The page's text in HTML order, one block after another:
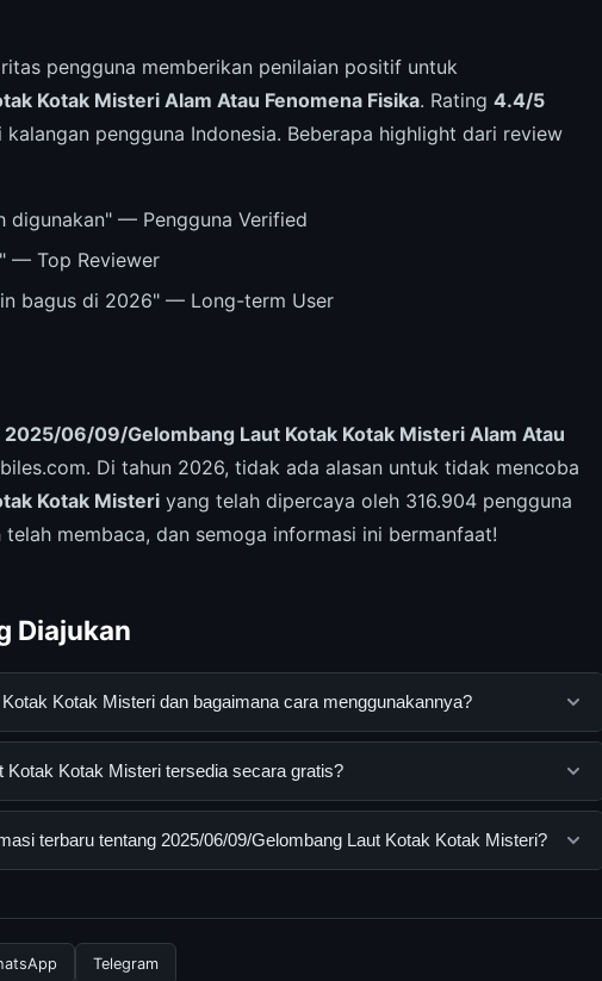
pengguna memberikan penilaian positif untuk
Kotak Misteri Alam Atau Fenomena Fisika. Rating 4.4/5
pengguna Indonesia. Beberapa highlight dari review
digunakan" — Pengguna Verified
— Top Reviewer
bagus di 2026" — Long-term User
2025/06/09/Gelombang Laut Kotak Kotak Misteri Alam Atau
Di tahun 2026, tidak ada alasan untuk tidak mencoba
Kotak Misteri yang telah dipercaya oleh 316.904 pengguna
membaca, dan semoga informasi ini bermanfaat!
Diajukan
Kotak Misteri dan bagaimana cara menggunakannya?
Misteri adalah layanan digital yang dirancang untuk membantu
panduan yang tersedia.
Kotak Kotak Misteri tersedia secara gratis?
Kotak Misteri dapat diakses secara gratis oleh semua pengguna.
terbaru tentang 2025/06/09/Gelombang Laut Kotak Kotak Misteri?
Telegram